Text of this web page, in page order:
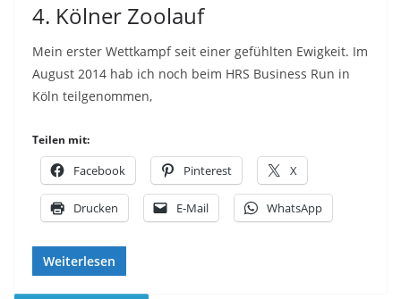
4. Kölner Zoolauf
Mein erster Wettkampf seit einer gefühlten Ewigkeit. Im
August 2014 hab ich noch beim HRS Business Run in
Köln teilgenommen,
Teilen mit:
Facebook Pinterest X
Drucken E-Mail WhatsApp
Weiterlesen